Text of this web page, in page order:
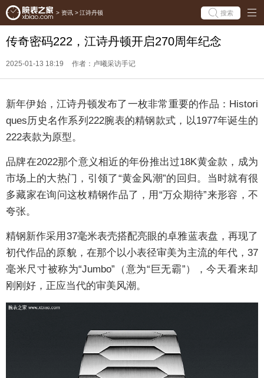
> 资讯 > 江诗丹顿 搜索
传奇密码222，江诗丹顿开启270周年纪念
2025-01-13 18:19 作者：卢曦采访手记
新年伊始，江诗丹顿发布了一枚非常重要的作品：Histori
ques历史名作系列222腕表的精钢款式，以1977年诞生的
222表款为原型。
品牌在2022那个意义相近的年份推出过18K黄金款，成为
市场上的大热门，引领了“黄金风潮”的回归。当时就有很
多藏家在询问这枚精钢作品了，用“万众期待”来形容，不
夸张。
精钢新作采用37毫米表壳搭配亮眼的卓雅蓝表盘，再现了
初代作品的原貌，在那个以小表径审美为主流的年代，37
毫米尺寸被称为“Jumbo”（意为“巨无霸”），今天看来却
刚刚好，正应当代的审美风潮。